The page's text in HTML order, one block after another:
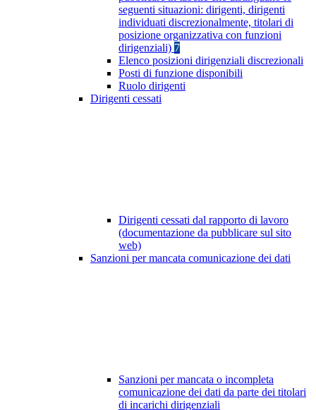
seguenti situazioni: dirigenti, dirigenti
individuati discrezionalmente, titolari di
posizione organizzativa con funzioni
dirigenziali) 7
Elenco posizioni dirigenziali discrezionali
Posti di funzione disponibili
Ruolo dirigenti
Dirigenti cessati
Dirigenti cessati dal rapporto di lavoro
(documentazione da pubblicare sul sito
web)
Sanzioni per mancata comunicazione dei dati
Sanzioni per mancata o incompleta
comunicazione dei dati da parte dei titolari
di incarichi dirigenziali